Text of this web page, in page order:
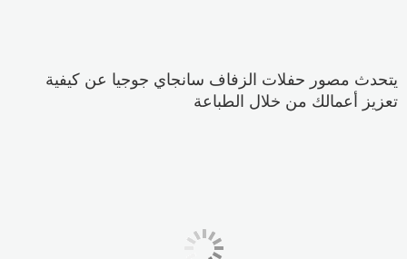
يتحدث مصور حفلات الزفاف سانجاي جوجيا عن كيفية
تعزيز أعمالك من خلال الطباعة